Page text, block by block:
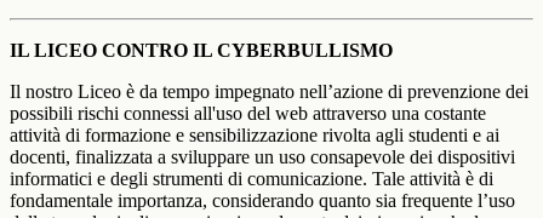
IL LICEO CONTRO IL CYBERBULLISMO
Il nostro Liceo è da tempo impegnato nell’azione di prevenzione dei
possibili rischi connessi all'uso del web attraverso una costante
attività di formazione e sensibilizzazione rivolta agli studenti e ai
docenti, finalizzata a sviluppare un uso consapevole dei dispositivi
informatici e degli strumenti di comunicazione. Tale attività è di
fondamentale importanza, considerando quanto sia frequente l’uso